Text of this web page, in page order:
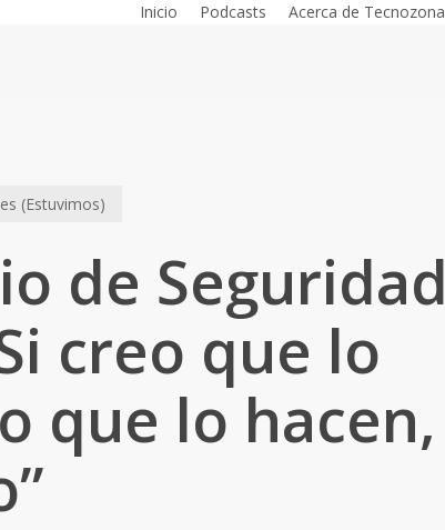
Inicio Podcasts Acerca de Tecnozona
(Estuvimos)
de Seguridad
creo que lo
que lo hacen,